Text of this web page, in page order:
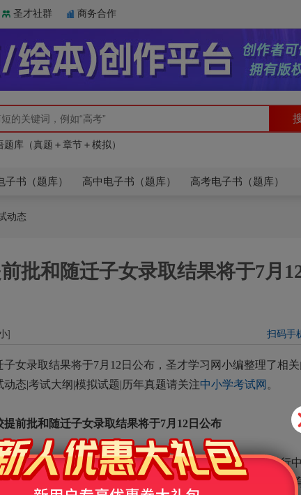
圣才社群 商务合作
库（真题＋章节＋模拟）
英语（必修一至选修七）单词同步速记
库（真题＋章节＋模拟）
子书（题库） 高中电子书（题库） 高考电子书（题库）
动态
批和随迁子女录取结果将于7月
] 扫码手
录取结果将于7月12日公布，圣才学习网小编整理了相关
态|考试大纲|模拟试题|历年真题请关注中小学考试网 。
提前批和随迁子女录取结果将于7月12日公布
称“提前批”）和中职校招收随迁子女录取工作正在进行中
和随迁子女录取结果查询通道。届时，相关考生可登录市教